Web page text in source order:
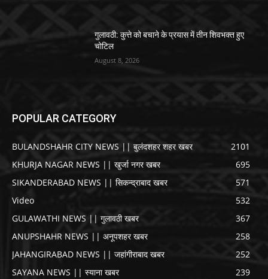
गुलावठी: कुत्ते को बचाने के प्रयास में तीन शिवभक्त हुए
चोटिल
August 8, 2026
POPULAR CATEGORY
BULANDSHAHR CITY NEWS || बुलंदशहर शहर खबर
2101
KHURJA NAGAR NEWS || खुर्जा नगर खबर
695
SIKANDERABAD NEWS || सिकन्द्राबाद खबर
571
Video
532
GULAWATHI NEWS || गुलावठी खबर
367
ANUPSHAHR NEWS || अनूपशहर खबर
258
JAHANGIRABAD NEWS || जहांगीराबाद खबर
252
SAYANA NEWS || स्याना खबर
239